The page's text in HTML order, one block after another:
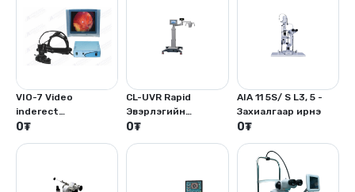
VIO-7 Video
inderect
ophthalmoscope -
0₮
CL-UVR Rapid
Эвэрлэгийн
кросслинкинг -
0₮
AIA 11 5S/ S L3, 5 -
Захиалгаар ирнэ
0₮